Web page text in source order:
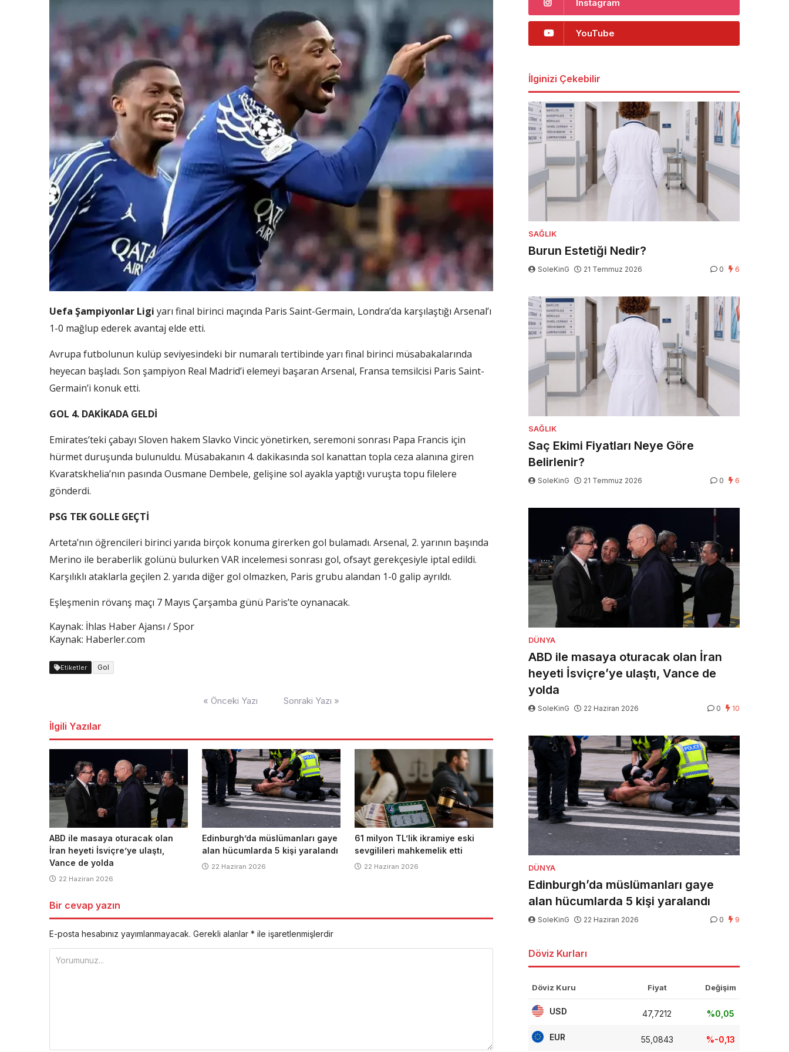
Uefa Şampiyonlar Ligi yarı final birinci maçında Paris Saint-Germain, Londra’da karşılaştığı Arsenal’ı
1-0 mağlup ederek avantaj elde etti.
Avrupa futbolunun kulüp seviyesindeki bir numaralı tertibinde yarı final birinci müsabakalarında
heyecan başladı. Son şampiyon Real Madrid’i elemeyi başaran Arsenal, Fransa temsilcisi Paris Saint-
Germain’i konuk etti.
GOL 4. DAKİKADA GELDİ
Emirates’teki çabayı Sloven hakem Slavko Vincic yönetirken, seremoni sonrası Papa Francis için
hürmet duruşunda bulunuldu. Müsabakanın 4. dakikasında sol kanattan topla ceza alanına giren
Kvaratskhelia’nın pasında Ousmane Dembele, gelişine sol ayakla yaptığı vuruşta topu filelere
gönderdi.
PSG TEK GOLLE GEÇTİ
Arteta’nın öğrencileri birinci yarıda birçok konuma girerken gol bulamadı. Arsenal, 2. yarının başında
Merino ile beraberlik golünü bulurken VAR incelemesi sonrası gol, ofsayt gerekçesiyle iptal edildi.
Karşılıklı ataklarla geçilen 2. yarıda diğer gol olmazken, Paris grubu alandan 1-0 galip ayrıldı.
Eşleşmenin rövanş maçı 7 Mayıs Çarşamba günü Paris’te oynanacak.
Kaynak: İhlas Haber Ajansı / Spor
Kaynak: Haberler.com
Etiketler Gol
« Önceki Yazı Sonraki Yazı »
İlgili Yazılar
ABD ile masaya oturacak olan
İran heyeti İsviçre’ye ulaştı,
Vance de yolda
22 Haziran 2026
Edinburgh’da müslümanları gaye
alan hücumlarda 5 kişi yaralandı
22 Haziran 2026
61 milyon TL’lik ikramiye eski
sevgilileri mahkemelik etti
22 Haziran 2026
Bir cevap yazın
E-posta hesabınız yayımlanmayacak. Gerekli alanlar * ile işaretlenmişlerdir
Instagram
YouTube
İlginizi Çekebilir
SAĞLIK
Burun Estetiği Nedir?
SoleKinG 21 Temmuz 2026 0 6
SAĞLIK
Saç Ekimi Fiyatları Neye Göre
Belirlenir?
SoleKinG 21 Temmuz 2026 0 6
DÜNYA
ABD ile masaya oturacak olan İran
heyeti İsviçre’ye ulaştı, Vance de
yolda
SoleKinG 22 Haziran 2026 0 10
DÜNYA
Edinburgh’da müslümanları gaye
alan hücumlarda 5 kişi yaralandı
SoleKinG 22 Haziran 2026 0 9
Döviz Kurları
Döviz Kuru Fiyat Değişim
USD 47,7212 %0,05
EUR 55,0843 %-0,13